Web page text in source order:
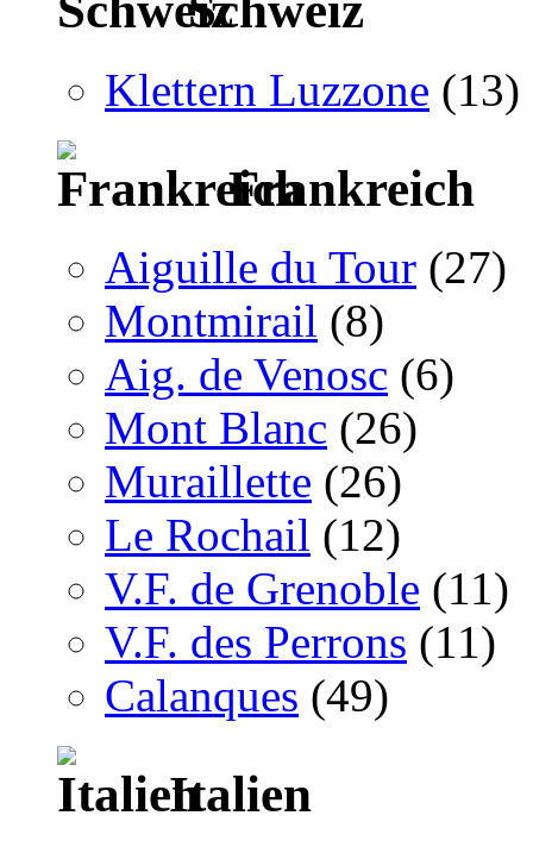
Klettern Luzzone (13)
Frankreich
Aiguille du Tour (27)
Montmirail (8)
Aig. de Venosc (6)
Mont Blanc (26)
Muraillette (26)
Le Rochail (12)
V.F. de Grenoble (11)
V.F. des Perrons (11)
Calanques (49)
Italien